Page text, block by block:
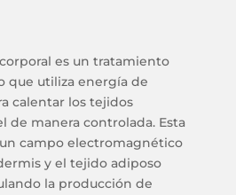
es un tratamiento
que utiliza energía de
calentar los tejidos
de manera controlada. Esta
campo electromagnético
y el tejido adiposo
la producción de